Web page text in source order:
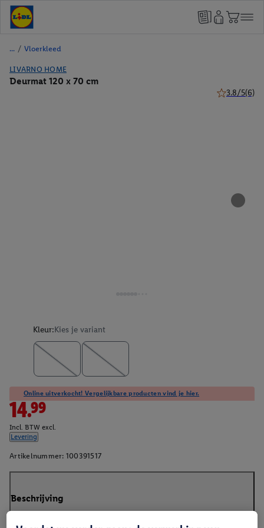
/ Vloerkleed
LIVARNO HOME
Deurmat 120 x 70 cm
3.8/5(6)
Kleur:Kies je variant
Online uitverkocht! Vergelijkbare producten vind je hier.
14.99
Incl. BTW excl.
Levering
Artikelnummer: 100391517
Beschrijving